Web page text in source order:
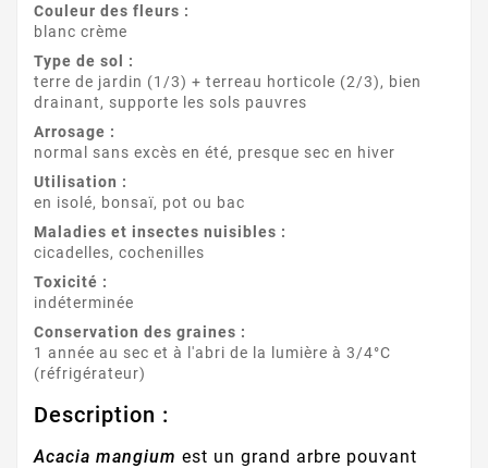
Couleur des fleurs :
blanc crème
Type de sol :
terre de jardin (1/3) + terreau horticole (2/3), bien
drainant, supporte les sols pauvres
Arrosage :
normal sans excès en été, presque sec en hiver
Utilisation :
en isolé, bonsaï, pot ou bac
Maladies et insectes nuisibles :
cicadelles, cochenilles
Toxicité :
indéterminée
Conservation des graines :
1 année au sec et à l'abri de la lumière à 3/4°C
(réfrigérateur)
Description :
Acacia mangium est un grand arbre pouvant